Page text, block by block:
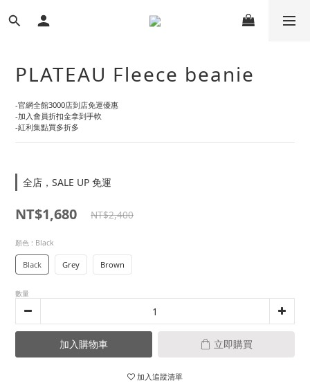
PLATEAU Fleece beanie
-官網全館3000店到店免運優惠
-加入會員折扣金拿到手軟
-紅利集點買多折多
全店，SALE UP 免運
NT$1,680 NT$2,400
顏色 : Black
Black Grey Brown
數量
加入購物車 立即購買
加入追蹤清單